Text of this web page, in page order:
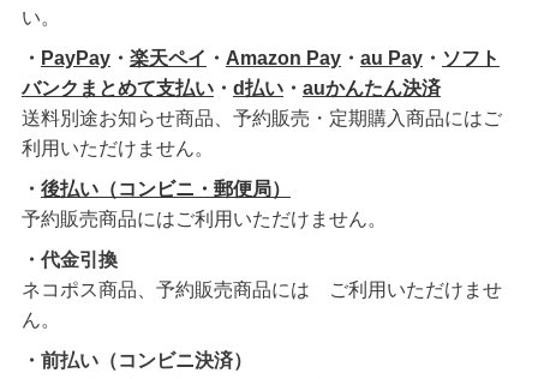
い。
・ PayPay・ 楽天ペイ ・ Amazon Pay・ au Pay・ ソフト
バンクまとめて支払い・ d払い・ auかんたん決済
送料別途お知らせ商品、予約販売・定期購入商品にはご
利用いただけません。
・ 後払い（コンビニ・郵便局）
予約販売商品にはご利用いただけません。
・代金引換
ネコポス商品、予約販売商品には ご利用いただけませ
ん。
・前払い（コンビニ決済）